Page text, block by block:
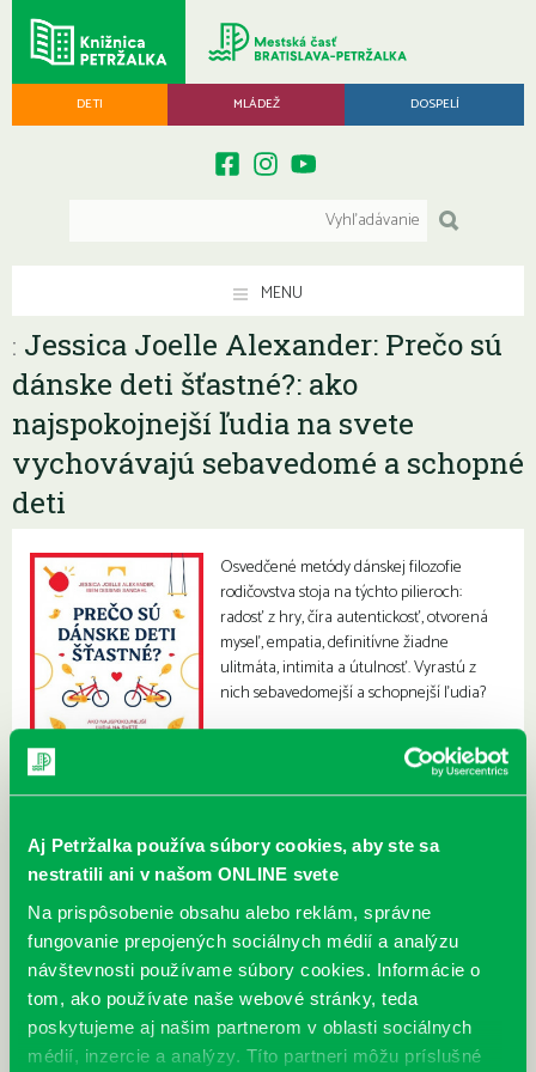
Aj Petržalka používa súbory cookies, aby ste sa
nestratili ani v našom ONLINE svete
Na prispôsobenie obsahu alebo reklám, správne
fungovanie prepojených sociálnych médií a analýzu
návštevnosti používame súbory cookies. Informácie o
tom, ako používate naše webové stránky, teda
poskytujeme aj našim partnerom v oblasti sociálnych
médií, inzercie a analýzy. Títo partneri môžu príslušné
DETI MLÁDEŽ DOSPELÍ
MENU
: Jessica Joelle Alexander: Prečo sú
dánske deti šťastné?: ako
najspokojnejší ľudia na svete
vychovávajú sebavedomé a schopné
deti
Osvedčené metódy dánskej filozofie
rodičovstva stoja na týchto pilieroch:
radosť z hry, číra autentickosť, otvorená
myseľ, empatia, definitívne žiadne
ulitmáta, intimita a útulnosť. Vyrastú z
nich sebavedomejší a schopnejší ľudia?